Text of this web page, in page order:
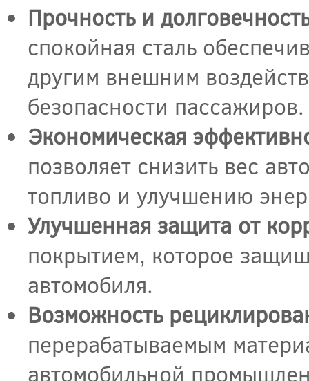
Прочность и
спокойная сталь
другим внешним
безопасности пассажиров.
Экономическая
позволяет снизить вес
топливо и улучшению
Улучшенная защита от
покрытием, которое
автомобиля.
Возможность
перерабатываемым
автомобильной